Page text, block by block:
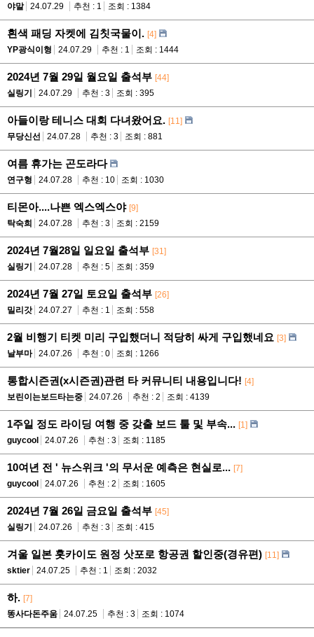
야말
24.07.29 추천 : 1 조회 : 1384
흰색 패딩 자켓에 김칫국물이. [4]
YP광식이형
24.07.29 추천 : 1 조회 : 1444
2024년 7월 29일 월요일 출석부 [44]
실링기
24.07.29 추천 : 3 조회 : 395
아들이랑 테니스 대회 다녀왔어요. [11]
무당신선
24.07.28 추천 : 3 조회 : 881
여름 휴가는 곤도라다
연구형 24.07.28 추천 : 10 조회 : 1030
티몬아....나쁜 엑스엑스야 [9]
탁숙희
24.07.28 추천 : 3 조회 : 2159
2024년 7월28일 일요일 출석부 [31]
실링기
24.07.28 추천 : 5 조회 : 359
2024년 7월 27일 토요일 출석부 [26]
밀리갓
24.07.27 추천 : 1 조회 : 558
2월 비행기 티켓 미리 구입했더니 적당히 싸게 구입했네요 [3]
날부마
24.07.26 추천 : 0 조회 : 1266
통합시즌권(x시즌권)관련 타 커뮤니티 내용입니다! [4]
보린이는보드타는중
24.07.26 추천 : 2 조회 : 4139
1주일 정도 라이딩 여행 중 갖출 보드 툴 및 부속... [1]
guycool
24.07.26 추천 : 3 조회 : 1185
10여년 전 ' 뉴스위크 '의 무서운 예측은 현실로... [7]
guycool
24.07.26 추천 : 2 조회 : 1605
2024년 7월 26일 금요일 출석부 [45]
실링기
24.07.26 추천 : 3 조회 : 415
겨울 일본 홋카이도 원정 삿포로 항공권 할인중(경유편) [11]
sktier
24.07.25 추천 : 1 조회 : 2032
하. [7]
똥사다돈주움
24.07.25 추천 : 3 조회 : 1074